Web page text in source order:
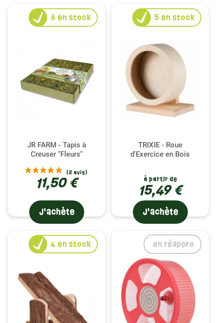
JR FARM - Tapis à
Creuser "Fleurs"
11,50 €
6en stock
J'achète
TRIXIE - Roue
d'Exercice en Bois
à partir de
15,49 €
5 en stock
J'achète
4 en stock en réappro